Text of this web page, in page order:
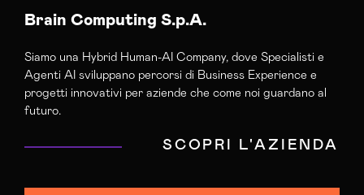
Brain Computing S.p.A.
Siamo una Hybrid Human-AI Company, dove Specialisti e
Agenti AI sviluppano percorsi di Business Experience e
progetti innovativi per aziende che come noi guardano al
futuro.
SCOPRI L'AZIENDA